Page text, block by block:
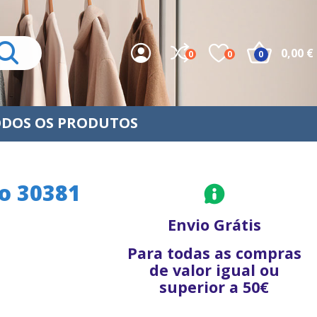
0 0 0,00 €
0
OS PRODUTOS
30381
Envio Grátis
Para todas as compras
de valor igual ou
superior a 50€